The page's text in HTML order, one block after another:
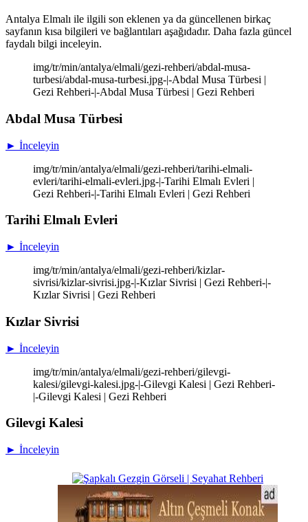
Antalya Elmalı ile ilgili son eklenen ya da güncellenen birkaç
sayfanın kısa bilgileri ve bağlantıları aşağıdadır. Daha fazla güncel
faydalı bilgi inceleyin.
img/tr/min/antalya/elmali/gezi-rehberi/abdal-musa-
turbesi/abdal-musa-turbesi.jpg-|-Abdal Musa Türbesi |
Gezi Rehberi-|-Abdal Musa Türbesi | Gezi Rehberi
Abdal Musa Türbesi
► İnceleyin
img/tr/min/antalya/elmali/gezi-rehberi/tarihi-elmali-
evleri/tarihi-elmali-evleri.jpg-|-Tarihi Elmalı Evleri |
Gezi Rehberi-|-Tarihi Elmalı Evleri | Gezi Rehberi
Tarihi Elmalı Evleri
► İnceleyin
img/tr/min/antalya/elmali/gezi-rehberi/kizlar-
sivrisi/kizlar-sivrisi.jpg-|-Kızlar Sivrisi | Gezi Rehberi-|-
Kızlar Sivrisi | Gezi Rehberi
Kızlar Sivrisi
► İnceleyin
img/tr/min/antalya/elmali/gezi-rehberi/gilevgi-
kalesi/gilevgi-kalesi.jpg-|-Gilevgi Kalesi | Gezi Rehberi-
|-Gilevgi Kalesi | Gezi Rehberi
Gilevgi Kalesi
► İnceleyin